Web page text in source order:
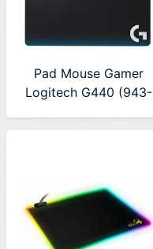
Pad Mouse Gamer
Logitech G440 (943-